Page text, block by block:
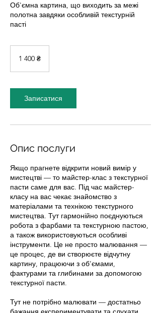
Об'ємна картина, що виходить за межі
полотна завдяки особливій текстурній
пасті
гривень
1 400 ₴
Записатися
Опис послуги
Якщо прагнете відкрити новий вимір у
мистецтві — то майстер-клас з текстурної
пасти саме для вас. Під час майстер-
класу на вас чекає знайомство з
матеріалами та технікою текстурного
мистецтва. Тут гармонійно поєднуються
робота з фарбами та текстурною пастою,
а також використовуються особливі
інструменти. Це не просто малювання —
це процес, де ви створюєте відчутну
картину, працюючи з об’ємами,
фактурами та глибинами за допомогою
текстурної пасти.
Тут не потрібно малювати — достатньо